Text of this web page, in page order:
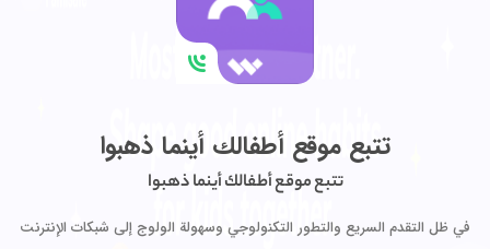
تتبع موقع أطفالك أينما ذهبوا
تتبع موقع أطفالك أينما ذهبوا
في ظل التقدم السريع والتطور التكنولوجي وسهولة الولوج إلى شبكات الإنترنت